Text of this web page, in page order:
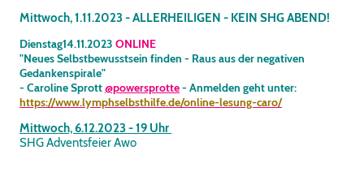
Mittwoch, 1.11.2023 - ALLERHEILIGEN - KEIN SHG ABEND!
Dienstag14.11.2023 ONLINE
"Neues Selbstbewusstsein finden - Raus aus der negativen
Gedankenspirale"
- Caroline Sprott@powersprotte- Anmelden geht unter:
https://www.lymphselbsthilfe.de/online-lesung-caro/
Mittwoch, 6.12.2023 - 19 Uhr
SHG Adventsfeier Awo